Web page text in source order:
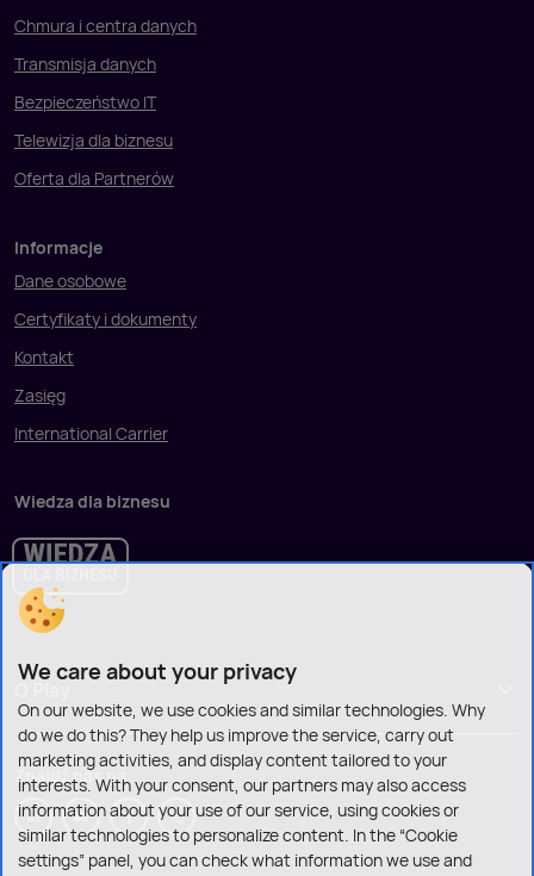
Chmura i centra danych
Transmisja danych
Bezpieczeństwo IT
Telewizja dla biznesu
Oferta dla Partnerów
Informacje
Dane osobowe
Certyfikaty i dokumenty
Kontakt
Zasięg
International Carrier
Wiedza dla biznesu
Znajdź nas na
We care about your privacy
On our website, we use cookies and similar technologies. Why
do we do this? They help us improve the service, carry out
marketing activities, and display content tailored to your
interests. With your consent, our partners may also access
information about your use of our service, using cookies or
similar technologies to personalize content. In the “Cookie
settings” panel, you can check what information we use and